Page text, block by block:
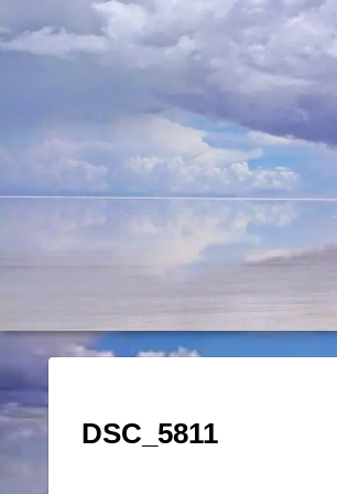
DSC_5811